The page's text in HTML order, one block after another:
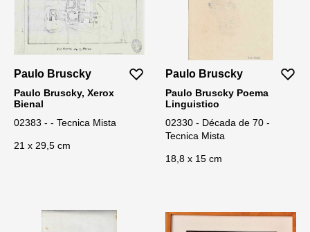
Paulo Bruscky
Paulo Bruscky, Xerox
Bienal
02383 - - Tecnica Mista
21 x 29,5 cm
Paulo Bruscky
Paulo Bruscky Poema
Linguistico
02330 - Década de 70 -
Tecnica Mista
18,8 x 15 cm